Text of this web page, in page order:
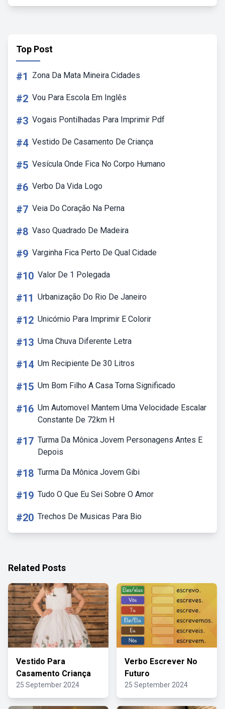
Top Post
#1 Zona Da Mata Mineira Cidades
#2 Vou Para Escola Em Inglês
#3 Vogais Pontilhadas Para Imprimir Pdf
#4 Vestido De Casamento De Criança
#5 Vesícula Onde Fica No Corpo Humano
#6 Verbo Da Vida Logo
#7 Veia Do Coração Na Perna
#8 Vaso Quadrado De Madeira
#9 Varginha Fica Perto De Qual Cidade
#10 Valor De 1 Polegada
#11 Urbanização Do Rio De Janeiro
#12 Unicórnio Para Imprimir E Colorir
#13 Uma Chuva Diferente Letra
#14 Um Recipiente De 30 Litros
#15 Um Bom Filho A Casa Torna Significado
#16 Um Automovel Mantem Uma Velocidade Escalar
Constante De 72km H
#17 Turma Da Mônica Jovem Personagens Antes E
Depois
#18 Turma Da Mônica Jovem Gibi
#19 Tudo O Que Eu Sei Sobre O Amor
#20 Trechos De Musicas Para Bio
Related Posts
Vestido Para
Casamento Criança
25 September 2024
Verbo Escrever No
Futuro
25 September 2024